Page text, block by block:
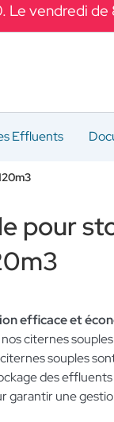
vendredi
Effluents
pour
efficace et
citernes
souples
des
garantir une